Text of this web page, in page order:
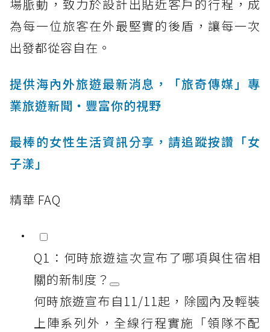
場脈動，致力於設計出貼近客戶的行程，成
為每一位旅客在外最堅實的後盾，讓每一次
出發都從容自在。
提供海內外旅遊最新消息，「旅奇傳媒」專
業旅遊新聞‧豐富你的視野
最棒的女性生活資訊分享，請追蹤按讚「女
子漾」
精華 FAQ
Q1：何時旅遊這次宣布了哪項與住宿相
關的新制度？
何時旅遊宣布自11/11起，除國內及輕裝
上陣系列外，全線行程實施「領隊不配